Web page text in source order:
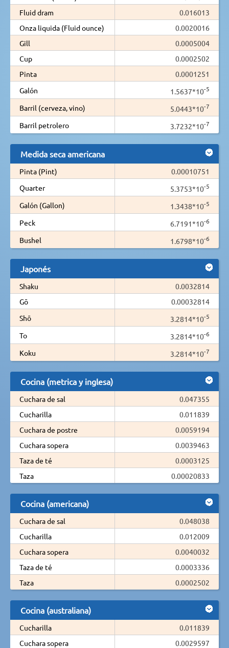
Fluid dram
0.016013
Onza liquida (Fluid ounce)
0.0020016
Gill
0.0005004
Cup
0.0002502
Pinta
0.0001251
Galón
1.5637*10-5
Barril (cerveza, vino) 5.0443*10-7
Barril petrolero 3.7232*10-7
Medida seca americana
Pinta (Pint)
0.00010751
Quarter
5.3753*10-5
Galón (Gallon) 1.3438*10-5
Peck 6.7191*10-6
Bushel 1.6798*10-6
Japonés
Shaku
0.0032814
Gō
0.00032814
Shō
3.2814*10-5
To 3.2814*10-6
Koku 3.2814*10-7
Cocina (metrica y inglesa)
Cuchara de sal
0.047355
Cucharilla
0.011839
Cuchara de postre
0.0059194
Cuchara sopera
0.0039463
Taza de té
0.0003125
Taza
0.00020833
Cocina (americana)
Cuchara de sal
0.048038
Cucharilla
0.012009
Cuchara sopera
0.0040032
Taza de té
0.0003336
Taza
0.0002502
Cocina (australiana)
Cucharilla
0.011839
Cuchara sopera
0.0029597